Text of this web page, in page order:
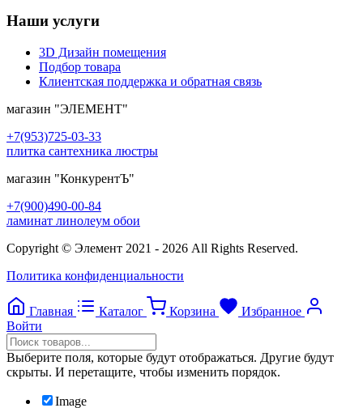
Наши услуги
3D Дизайн помещения
Подбор товара
Клиентская поддержка и обратная связь
магазин "ЭЛЕМЕНТ"
+7(953)725-03-33
плитка сантехника люстры
магазин "КонкурентЪ"
+7(900)490-00-84
ламинат линолеум обои
Copyright © Элемент 2021 - 2026 All Rights Reserved.
Политика конфиденциальности
Главная Каталог Корзина
Избранное
Войти
Прокрутка
вверх
Выберите поля, которые будут отображаться. Другие будут
скрыты. И перетащите, чтобы изменить порядок.
Image